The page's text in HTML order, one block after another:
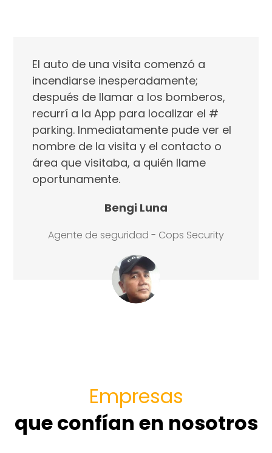
El auto de una visita comenzó a
incendiarse inesperadamente;
después de llamar a los bomberos,
recurrí a la App para localizar el #
parking. Inmediatamente pude ver el
nombre de la visita y el contacto o
área que visitaba, a quién llame
oportunamente.
Bengi Luna
Agente de seguridad - Cops Security
Empresas
que confían en nosotros